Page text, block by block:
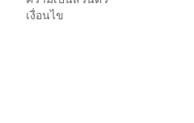
เงื่อนไข